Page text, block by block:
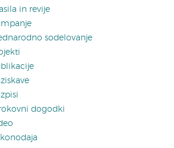
in revije
sodelovanje
dogodki